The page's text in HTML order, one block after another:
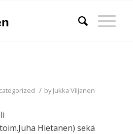
/ byJukka Viljanen
Hietanen) sekä